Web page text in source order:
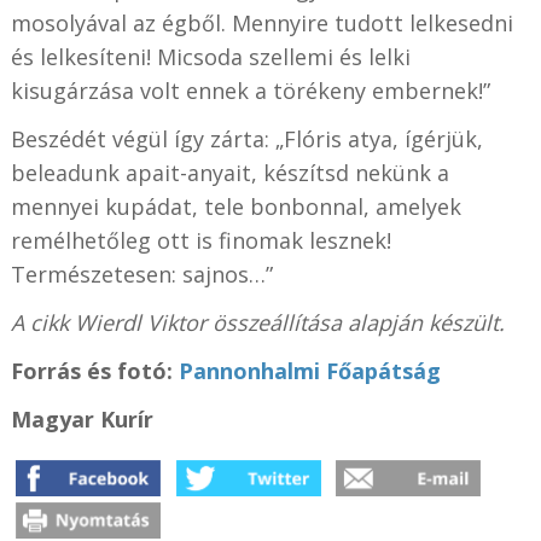
mosolyával az égből. Mennyire tudott lelkesedni
és lelkesíteni! Micsoda szellemi és lelki
kisugárzása volt ennek a törékeny embernek!”
Beszédét végül így zárta: „Flóris atya, ígérjük,
beleadunk apait-anyait, készítsd nekünk a
mennyei kupádat, tele bonbonnal, amelyek
remélhetőleg ott is finomak lesznek!
Természetesen: sajnos…”
A cikk Wierdl Viktor összeállítása alapján készült.
Forrás és fotó: Pannonhalmi Főapátság
Magyar Kurír